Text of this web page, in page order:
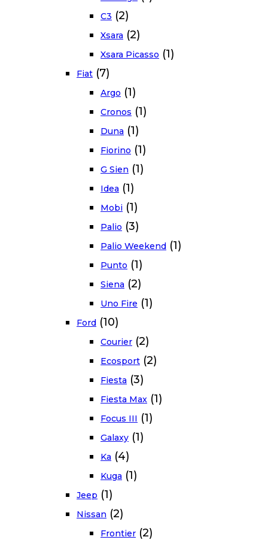
C3 (2)
Xsara (2)
Xsara Picasso (1)
Fiat (7)
Argo (1)
Cronos (1)
Duna (1)
Fiorino (1)
G Sien (1)
Idea (1)
Mobi (1)
Palio (3)
Palio Weekend (1)
Punto (1)
Siena (2)
Uno Fire (1)
Ford (10)
Courier (2)
Ecosport (2)
Fiesta (3)
Fiesta Max (1)
Focus III (1)
Galaxy (1)
Ka (4)
Kuga (1)
Jeep (1)
Nissan (2)
Frontier (2)